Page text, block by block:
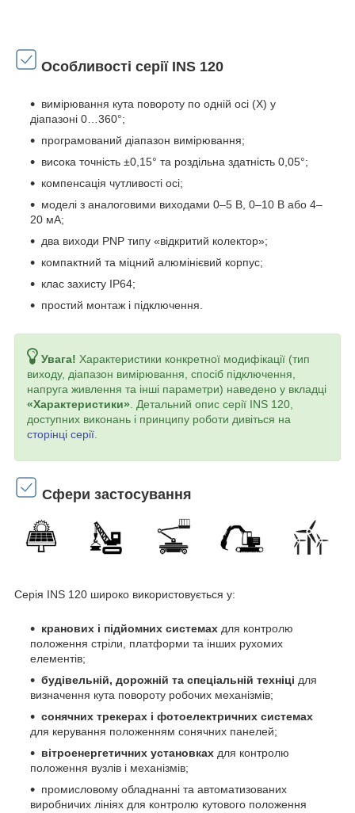
Особливості серії INS 120
вимірювання кута повороту по одній осі (X) у
діапазоні 0…360°;
програмований діапазон вимірювання;
висока точність ±0,15° та роздільна здатність 0,05°;
компенсація чутливості осі;
моделі з аналоговими виходами 0–5 В, 0–10 В або 4–
20 мА;
два виходи PNP типу «відкритий колектор»;
компактний та міцний алюмінієвий корпус;
клас захисту IP64;
простий монтаж і підключення.
Увага! Характеристики конкретної модифікації (тип
виходу, діапазон вимірювання, спосіб підключення,
напруга живлення та інші параметри) наведено у вкладці
«Характеристики» . Детальний опис серії INS 120,
доступних виконань і принципу роботи дивіться на
сторінці серії
Сфери застосування
Серія INS 120 широко використовується у:
кранових і підйомних системах для контролю
положення стріли, платформи та інших рухомих
елементів;
будівельній, дорожній та спеціальній техніці для
визначення кута повороту робочих механізмів;
сонячних трекерах і фотоелектричних системах
для керування положенням сонячних панелей;
вітроенергетичних установках для контролю
положення вузлів і механізмів;
промисловому обладнанні та автоматизованих
виробничих лініях для контролю кутового положення